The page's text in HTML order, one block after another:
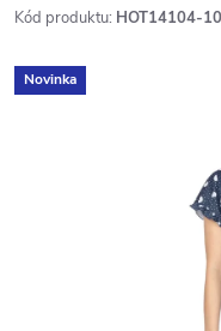
Kód produktu: HOT14104-
Novinka